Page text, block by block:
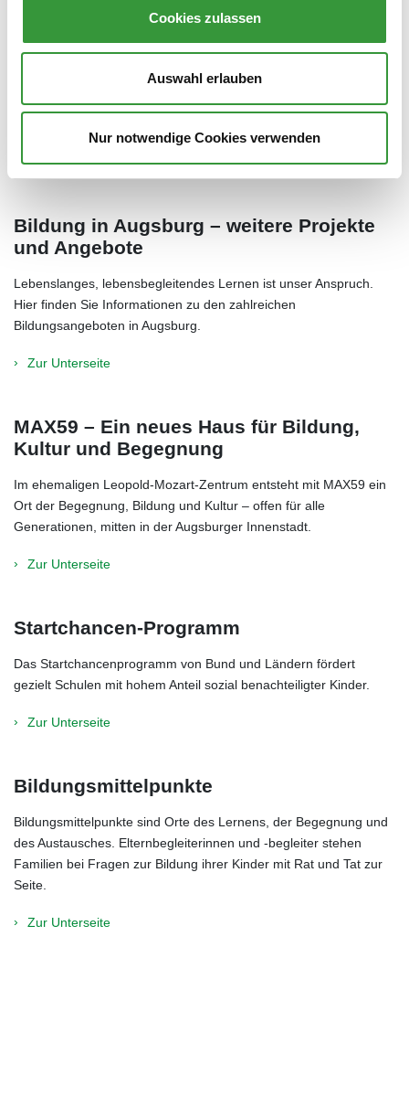
Cookies zulassen
Auswahl erlauben
Nur notwendige Cookies verwenden
Bildungsnewsletter
Die Newsletter des Referats für Bildung und Migration erscheinen
in regelmäßigen Abständen mit vielen Informationen zu
Zur Unterseite
Bildung in Augsburg – weitere Projekte
und Angebote
Lebenslanges, lebensbegleitendes Lernen ist unser Anspruch.
Hier finden Sie Informationen zu den zahlreichen
Bildungsangeboten in Augsburg.
Zur Unterseite
MAX59 – Ein neues Haus für Bildung,
Kultur und Begegnung
Im ehemaligen Leopold-Mozart-Zentrum entsteht mit MAX59 ein
Ort der Begegnung, Bildung und Kultur – offen für alle
Generationen, mitten in der Augsburger Innenstadt.
Zur Unterseite
Startchancen-Programm
Das Startchancenprogramm von Bund und Ländern fördert
gezielt Schulen mit hohem Anteil sozial benachteiligter Kinder.
Zur Unterseite
Bildungsmittelpunkte
Bildungsmittelpunkte sind Orte des Lernens, der Begegnung und
des Austausches. Elternbegleiterinnen und -begleiter stehen
Familien bei Fragen zur Bildung ihrer Kinder mit Rat und Tat zur
Seite.
Zur Unterseite